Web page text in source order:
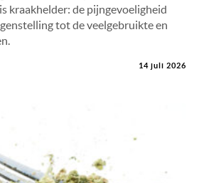
kraakhelder: de pijngevoeligheid
tot de veelgebruikte en
14 juli 2026